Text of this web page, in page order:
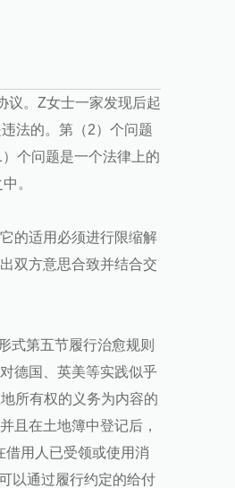
议。Z女士一家发现后起
法的。第（2）个问题
个问题是一个法律上的
。
的适用必须进行限缩解
双方意思合致并结合交
式第五节履行治愈规则
德国、英美等实践似乎
所有权的义务为内容的
且在土地簿中登记后，
借用人已受领或使用消
以通过履行约定的给付